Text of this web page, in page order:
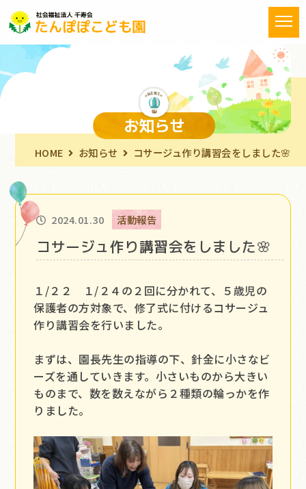
お知らせ
HOME お知らせ コサージュ作り講習会をしました🌸
2024.01.30 活動報告
コサージュ作り講習会をしました🌸
１/２２ １/２４の２回に分かれて、５歳児の
保護者の方対象で、修了式に付けるコサージュ
作り講習会を行いました。
まずは、園長先生の指導の下、針金に小さなビ
ーズを通していきます。小さいものから大きい
ものまで、数を数えながら２種類の輪っかを作
りました。